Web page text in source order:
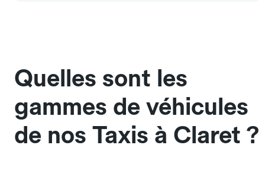
Quelles sont les
gammes de véhicules
de nos Taxis à Claret ?